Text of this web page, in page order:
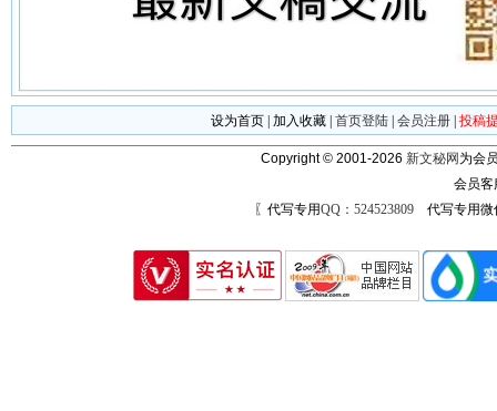
设为首页 加入收藏 首页登陆 会员注册 投稿
Copyright © 2001-2026 新文秘网 为会
会员
〖代写专用QQ：524523809代写专用微